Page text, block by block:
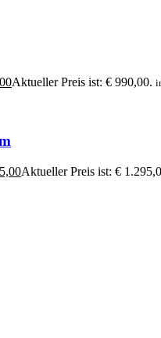
Aktueller Preis ist: € 990,00.
Aktueller Preis ist: €